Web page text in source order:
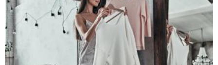
"ყოველთვის ჩემზე უკეთესს
მხდიდი - შენი ავადმყოფობითაც
კი აგრძელებ ამის გაკეთებას" -
თეონა კონტრიძე მეუღლეს
ემოციურ "პოსტს" უძღვნის